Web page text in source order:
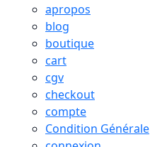
apropos
blog
boutique
cart
cgv
checkout
compte
Condition Générale